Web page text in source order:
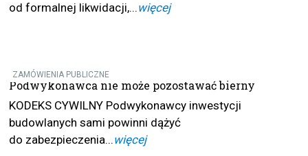
od formalnej likwidacji,...więcej
ZAMÓWIENIA PUBLICZNE
Podwykonawca nie może pozostawać bierny
KODEKS CYWILNY Podwykonawcy inwestycji
budowlanych sami powinni dążyć
do zabezpieczenia...więcej